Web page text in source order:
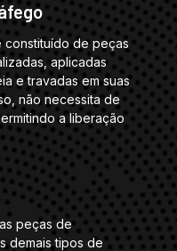
constituído de peças
aplicadas
e travadas em suas
não necessita de
a liberação
peças de
demais tipos de